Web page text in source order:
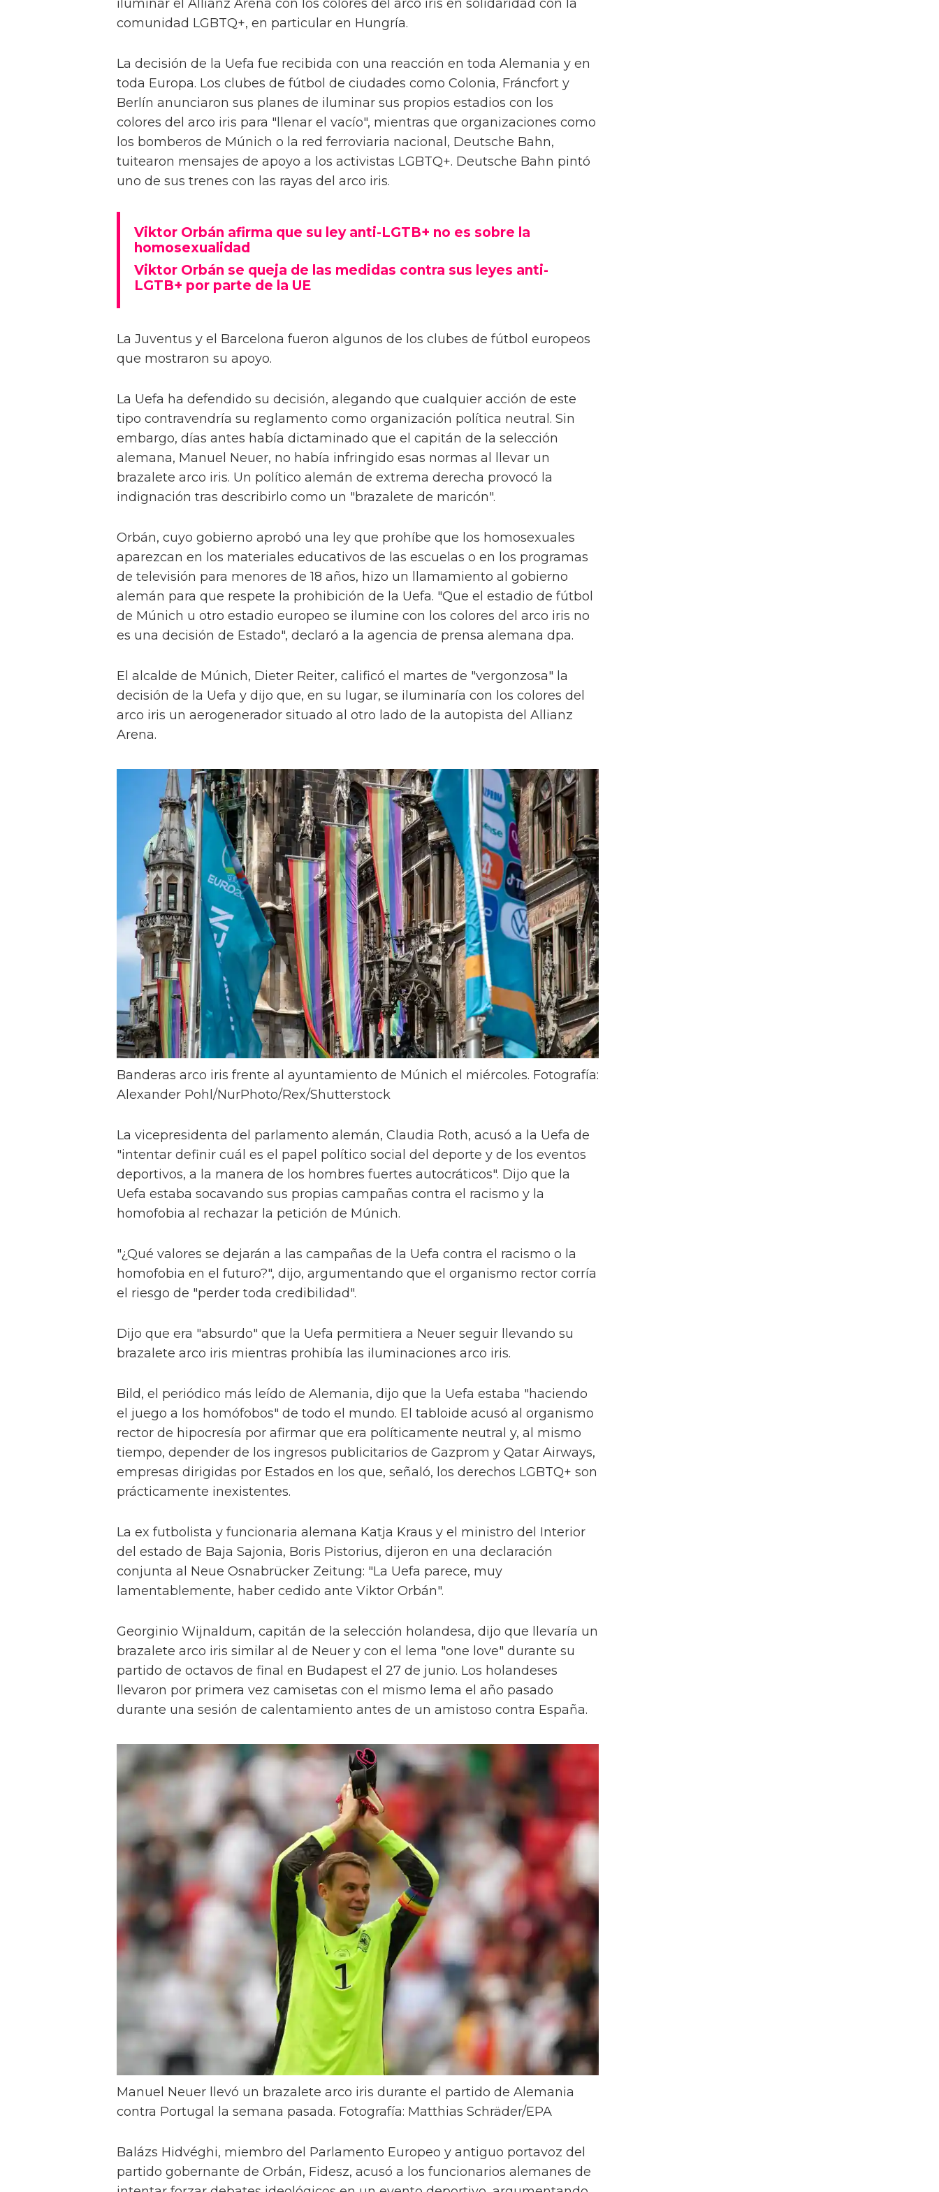
iluminar el Allianz Arena con los colores del arco iris en solidaridad con la
comunidad LGBTQ+, en particular en Hungría.
La decisión de la Uefa fue recibida con una reacción en toda Alemania y en
toda Europa. Los clubes de fútbol de ciudades como Colonia, Fráncfort y
Berlín anunciaron sus planes de iluminar sus propios estadios con los
colores del arco iris para "llenar el vacío", mientras que organizaciones como
los bomberos de Múnich o la red ferroviaria nacional, Deutsche Bahn,
tuitearon mensajes de apoyo a los activistas LGBTQ+. Deutsche Bahn pintó
uno de sus trenes con las rayas del arco iris.
Viktor Orbán afirma que su ley anti-LGTB+ no es sobre la
homosexualidad
Viktor Orbán se queja de las medidas contra sus leyes anti-
LGTB+ por parte de la UE
La Juventus y el Barcelona fueron algunos de los clubes de fútbol europeos
que mostraron su apoyo.
La Uefa ha defendido su decisión, alegando que cualquier acción de este
tipo contravendría su reglamento como organización política neutral. Sin
embargo, días antes había dictaminado que el capitán de la selección
alemana, Manuel Neuer, no había infringido esas normas al llevar un
brazalete arco iris. Un político alemán de extrema derecha provocó la
indignación tras describirlo como un "brazalete de maricón".
Orbán, cuyo gobierno aprobó una ley que prohíbe que los homosexuales
aparezcan en los materiales educativos de las escuelas o en los programas
de televisión para menores de 18 años, hizo un llamamiento al gobierno
alemán para que respete la prohibición de la Uefa. "Que el estadio de fútbol
de Múnich u otro estadio europeo se ilumine con los colores del arco iris no
es una decisión de Estado", declaró a la agencia de prensa alemana dpa.
El alcalde de Múnich, Dieter Reiter, calificó el martes de "vergonzosa" la
decisión de la Uefa y dijo que, en su lugar, se iluminaría con los colores del
arco iris un aerogenerador situado al otro lado de la autopista del Allianz
Arena.
Banderas arco iris frente al ayuntamiento de Múnich el miércoles. Fotografía:
Alexander Pohl/NurPhoto/Rex/Shutterstock
La vicepresidenta del parlamento alemán, Claudia Roth, acusó a la Uefa de
"intentar definir cuál es el papel político social del deporte y de los eventos
deportivos, a la manera de los hombres fuertes autocráticos". Dijo que la
Uefa estaba socavando sus propias campañas contra el racismo y la
homofobia al rechazar la petición de Múnich.
"¿Qué valores se dejarán a las campañas de la Uefa contra el racismo o la
homofobia en el futuro?", dijo, argumentando que el organismo rector corría
el riesgo de "perder toda credibilidad".
Dijo que era "absurdo" que la Uefa permitiera a Neuer seguir llevando su
brazalete arco iris mientras prohibía las iluminaciones arco iris.
Bild, el periódico más leído de Alemania, dijo que la Uefa estaba "haciendo
el juego a los homófobos" de todo el mundo. El tabloide acusó al organismo
rector de hipocresía por afirmar que era políticamente neutral y, al mismo
tiempo, depender de los ingresos publicitarios de Gazprom y Qatar Airways,
empresas dirigidas por Estados en los que, señaló, los derechos LGBTQ+ son
prácticamente inexistentes.
La ex futbolista y funcionaria alemana Katja Kraus y el ministro del Interior
del estado de Baja Sajonia, Boris Pistorius, dijeron en una declaración
conjunta al Neue Osnabrücker Zeitung: "La Uefa parece, muy
lamentablemente, haber cedido ante Viktor Orbán".
Georginio Wijnaldum, capitán de la selección holandesa, dijo que llevaría un
brazalete arco iris similar al de Neuer y con el lema "one love" durante su
partido de octavos de final en Budapest el 27 de junio. Los holandeses
llevaron por primera vez camisetas con el mismo lema el año pasado
durante una sesión de calentamiento antes de un amistoso contra España.
Manuel Neuer llevó un brazalete arco iris durante el partido de Alemania
contra Portugal la semana pasada. Fotografía: Matthias Schräder/EPA
Balázs Hidvéghi, miembro del Parlamento Europeo y antiguo portavoz del
partido gobernante de Orbán, Fidesz, acusó a los funcionarios alemanes de